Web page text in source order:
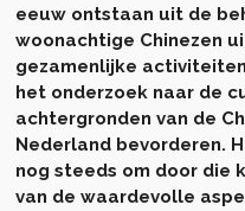
eeuw ontstaan uit de
woonachtige Chinezen
gezamenlijke
het onderzoek naar de
achtergronden van de
Nederland bevorderen.
nog steeds om door die
van de waardevolle